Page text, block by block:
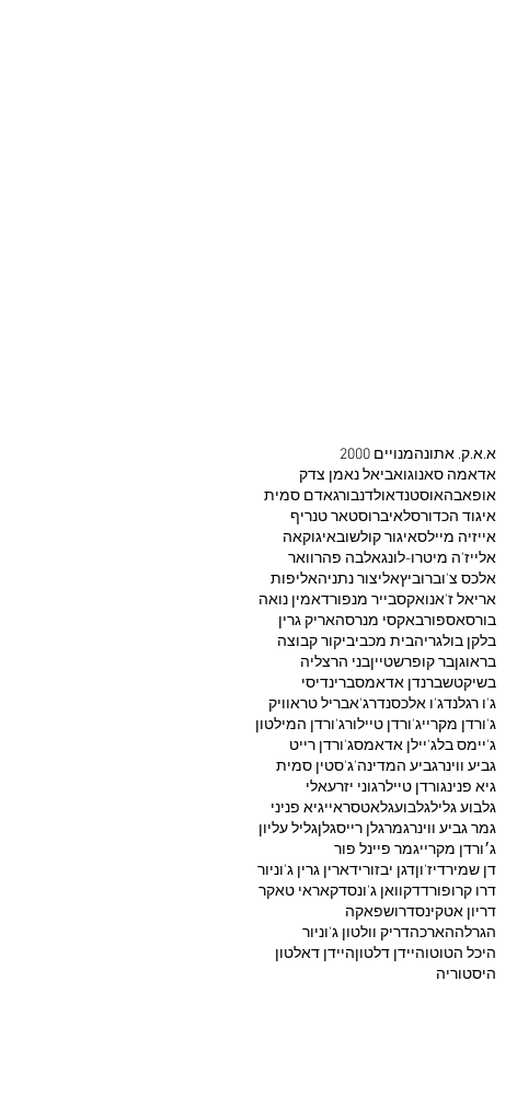
2000 מנוייםא.א.ק. אתונה
אביאל נאמן צדקאדאמה סאנוגו
אדם סמיתאולדנבורגאוסטנדאופאבה
איברוסטאר טנריףאיגוד הכדורסל
איגוקאהאיגור קולשובאייזיה מיילס
אלבה פהרוואראלייז'ה מיטרו-לונג
אליפותאליצור נתניהאלכס צ'וברוביץ
אמין נואהאקסבייר מנפורדאריאל ז'אנו
אריק גריןבאקסי מנרסהבורסאספור
ביקור קבוצהבית מכביבלקן בולגריה
בני הרצליהבר קופרשטייןבראוגן
ברינדיסיברנדן אדאמסבשיקטש
ג'אבריל טראוויקג'ו אלכסנדרג'ו רגלנד
ג'ורדן המילטוןג'ורדן טיילורג'ורדן מקריי
ג'ורדן רייטג'יילן אדאמסג'יימס בל
ג'סטין סמית'גביע המדינהגביע ווינר
גוני יזרעאליגורדן טיילרגיא פנינ
גיא פניניגלאטסראייגלבועגלבוע גליל
גליל עליוןגלןגלן רייסגמרגמר גביע ווינר
גמר פיינל פורג׳ורדן מקריי
דארין גרין ג'וניורדגן יבזורידיז'וןדן שמיר
דקאראי טאקרדקוואן ג'ונסדרו קרופורד
דרושפאקהדריון אטקינס
דריק וולטון ג'וניורהארכההגרלה
היידן דאלטוןהיידן דלטוןהיכל הטוטו
היסטוריה